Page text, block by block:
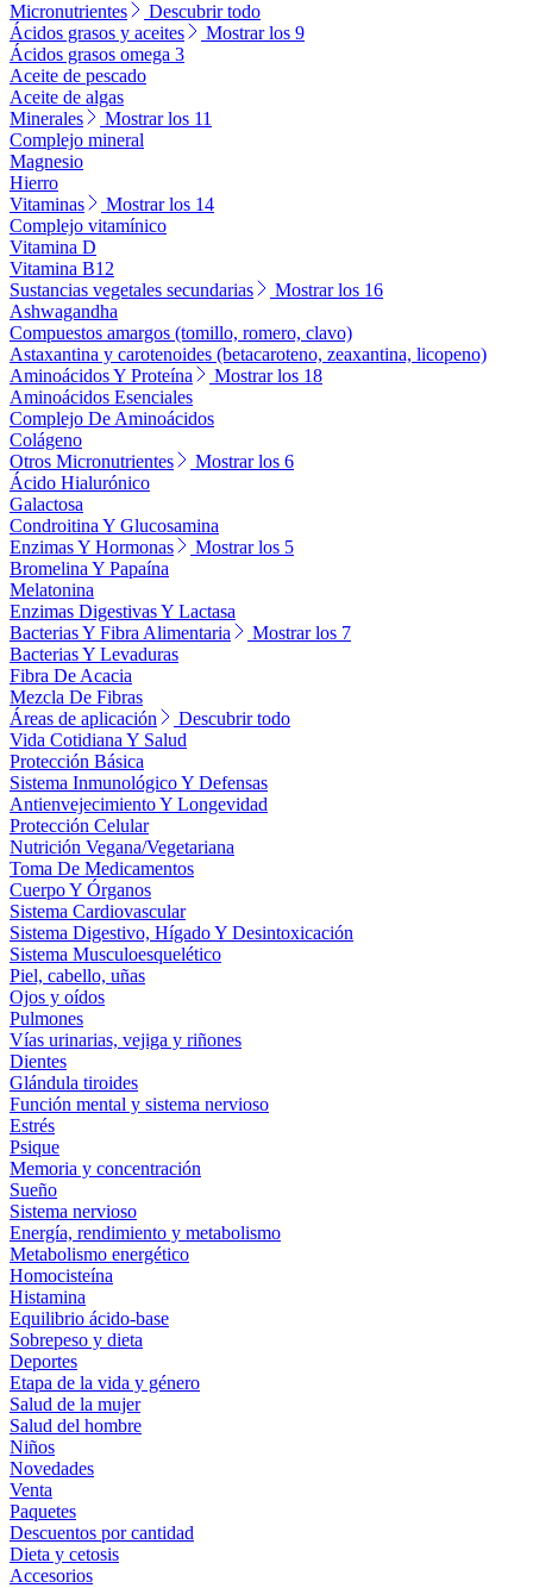
Micronutrientes
Descubrir todo
Ácidos grasos y aceites
Mostrar los 9
Ácidos grasos omega 3
Aceite de pescado
Aceite de algas
Minerales
Mostrar los 11
Complejo mineral
Magnesio
Hierro
Vitaminas
Mostrar los 14
Complejo vitamínico
Vitamina D
Vitamina B12
Sustancias vegetales secundarias
Mostrar los 16
Ashwagandha
Compuestos amargos (tomillo, romero, clavo)
Astaxantina y carotenoides (betacaroteno, zeaxantina, licopeno)
Aminoácidos Y Proteína
Mostrar los 18
Aminoácidos Esenciales
Complejo De Aminoácidos
Colágeno
Otros Micronutrientes
Mostrar los 6
Ácido Hialurónico
Galactosa
Condroitina Y Glucosamina
Enzimas Y Hormonas
Mostrar los 5
Bromelina Y Papaína
Melatonina
Enzimas Digestivas Y Lactasa
Bacterias Y Fibra Alimentaria
Mostrar los 7
Bacterias Y Levaduras
Fibra De Acacia
Mezcla De Fibras
Áreas de aplicación
Descubrir todo
Vida Cotidiana Y Salud
Protección Básica
Sistema Inmunológico Y Defensas
Antienvejecimiento Y Longevidad
Protección Celular
Nutrición Vegana/Vegetariana
Toma De Medicamentos
Cuerpo Y Órganos
Sistema Cardiovascular
Sistema Digestivo, Hígado Y Desintoxicación
Sistema Musculoesquelético
Piel, cabello, uñas
Ojos y oídos
Pulmones
Vías urinarias, vejiga y riñones
Dientes
Glándula tiroides
Función mental y sistema nervioso
Estrés
Psique
Memoria y concentración
Sueño
Sistema nervioso
Energía, rendimiento y metabolismo
Metabolismo energético
Homocisteína
Histamina
Equilibrio ácido-base
Sobrepeso y dieta
Deportes
Etapa de la vida y género
Salud de la mujer
Salud del hombre
Niños
Novedades
Venta
Paquetes
Descuentos por cantidad
Dieta y cetosis
Accesorios